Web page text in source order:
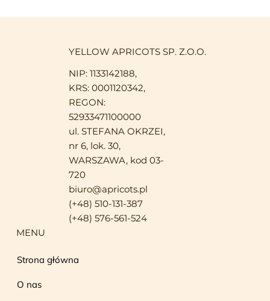
YELLOW APRICOTS SP. Z.O.O.
NIP: 1133142188,
KRS: 0001120342,
REGON:
52933471100000
ul. STEFANA OKRZEI,
nr 6, lok. 30,
WARSZAWA, kod 03-
720
biuro@apricots.pl
(+48) 510-131-387
(+48) 576-561-524
MENU
Strona główna
O nas